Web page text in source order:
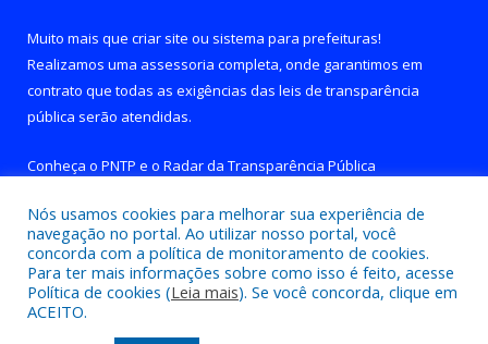
Muito mais que criar site ou sistema para prefeituras!
Realizamos uma assessoria completa, onde garantimos em
contrato que todas as exigências das leis de transparência
pública serão atendidas.
Conheça o PNTP e o Radar da Transparência Pública
Todos os direitos reservados a Prefeitura de Brejo Grande do
Araguaia.
Nós usamos cookies para melhorar sua experiência de
navegação no portal. Ao utilizar nosso portal, você
concorda com a política de monitoramento de cookies.
Para ter mais informações sobre como isso é feito, acesse
Política de cookies (Leia mais). Se você concorda, clique em
ACEITO.